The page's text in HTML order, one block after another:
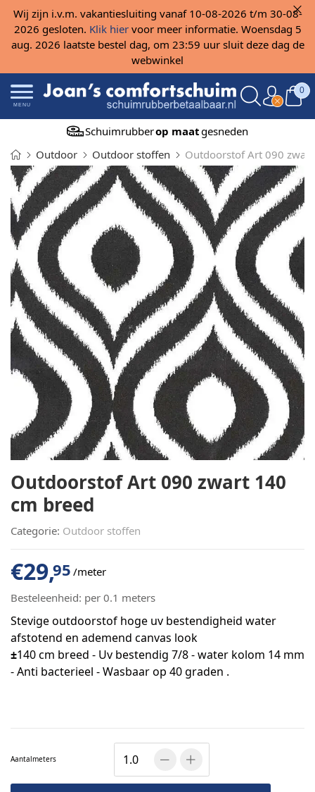
Wij zijn i.v.m. vakantiesluiting vanaf 10-08-2026 t/m 30-08-
2026 gesloten. Klik hiervoor meer informatie. Woensdag 5
aug. 2026 laatste bestel dag, om 23:59 uur sluit deze dag de
webwinkel
MENU
0
Schuimrubberop maatgesneden
Outdoor
Outdoor stoffen Outdoorstof Art 090
Outdoorstof Art 090 zwart 140
cm breed
Categorie: Outdoor stoffen
€29,95 /meter
Besteleenheid: per 0.1 meters
Stevige outdoorstof hoge uv bestendigheid water
afstotend en ademend canvas look
±140 cm breed - Uv bestendig 7/8 - water kolom 14 mm
- Anti bacterieel - Wasbaar op 40 graden .
Aantalmeters